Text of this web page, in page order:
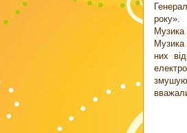
року».
Музика
них